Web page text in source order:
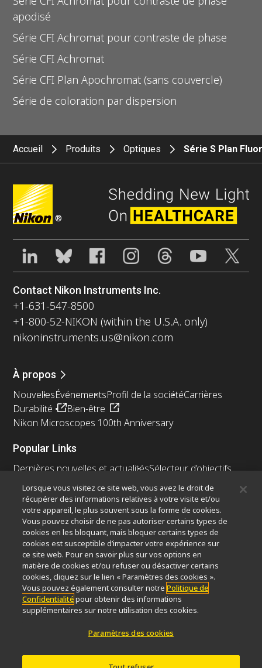
apodisé
Série CFI Achromat pour contraste de phase
Série CFI Achromat
Série CFI Plan Apochromat (sans couvercle)
Série de coloration par dispersion
Accueil Produits Optiques Série S Plan
®
Contact Nikon Instruments Inc.
+1-631-547-8500
+1-800-52-NIKON (within the U.S.A. only)
nikoninstruments.us@nikon.com
À propos
NouvellesÉvénementsProfil de la sociétéCarrières
Durabilité
Bien-être
Nikon Microscopes 100th Anniversary
Popular Links
Dernières nouvelles et actualitésSélecteur d’objectifs
Resolution Calculator
PubScope
Nikon Small World
MicroscopyU
Autres Produits Nikon
Produits d'imagerie
Microscopie industrielle et métrologie
Systèmes de lithographie à semi-conducteurs
Systèmes de lithographie à FPD
Plan du siteConfidentialité
Do Not Sell or Share My Personal Information
Lorsque vous visitez ce site web, vous avez le droit de
récupérer des informations relatives à votre visite et/ou
votre appareil, le plus souvent sous la forme de cookies.
Vous pouvez choisir de ne pas autoriser certains types de
cookies en les bloquant, mais bloquer certains types de
cookies est susceptible d’impacter votre expérience sur
ce site web. Pour en savoir plus sur vos options en
matière de cookies et/ou refuser ou désactiver certains
cookies, cliquez sur le lien « Paramètres des cookies ».
Vous pouvez également consulter notrePolitique de
Confidentialitépour obtenir des informations
supplémentaires sur notre utilisation des cookies.
Paramètres des cookies